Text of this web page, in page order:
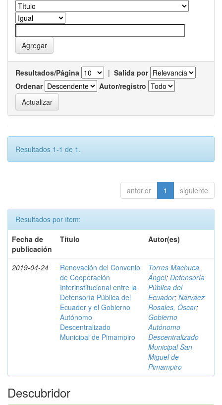
Resultados/Página | Salida por
Ordenar
Autor/registro
Resultados 1-1 de 1.
anterior 1 siguiente
Resultados por ítem:
Fecha de
publicación
Título Autor(es)
2019-04-24
Renovación del Convenio
de Cooperación
Interinstitucional entre la
Defensoría Pública del
Ecuador y el Gobierno
Autónomo
Descentralizado
Municipal de Pimampiro
Torres Machuca,
Ángel; Defensoría
Pública del
Ecuador; Narváez
Rosales, Óscar;
Gobierno
Autónomo
Descentralizado
Municipal San
Miguel de
Pimampiro
Descubridor